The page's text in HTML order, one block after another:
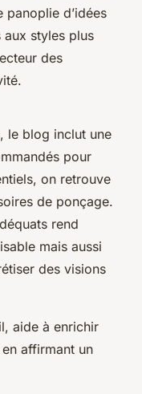
d’idées
styles plus
des
le blog inclut une
pour
on retrouve
de ponçage.
rend
mais aussi
des visions
aide à enrichir
affirmant un